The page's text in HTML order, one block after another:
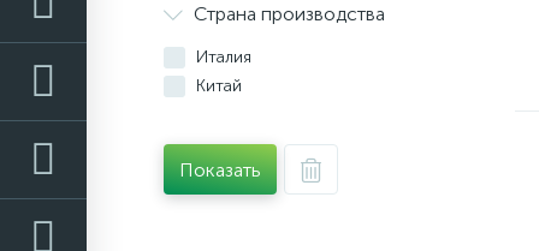
STELS
ЗУБР
Страна производства
Италия
Китай
Показать